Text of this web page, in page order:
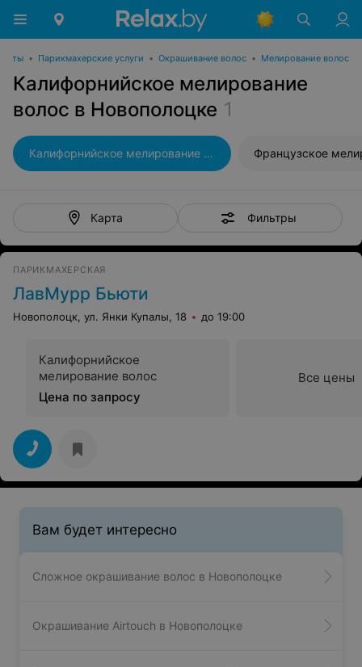
• Парикмахерские услуги • Окрашивание волос • Мелирование волос
Калифорнийское мелирование
волос в Новополоцке 1
Калифорнийское мелирование волос
Карта Фильтры
ПАРИКМАХЕРСКАЯ
ЛавМурр Бьюти
Новополоцк, ул. Янки Купалы, 18 до 19:00
Калифорнийское
мелирование волос
Цена по запросу
Все цены
Вам будет интересно
Сложное окрашивание волос в Новополоцке
Окрашивание Airtouch в Новополоцке